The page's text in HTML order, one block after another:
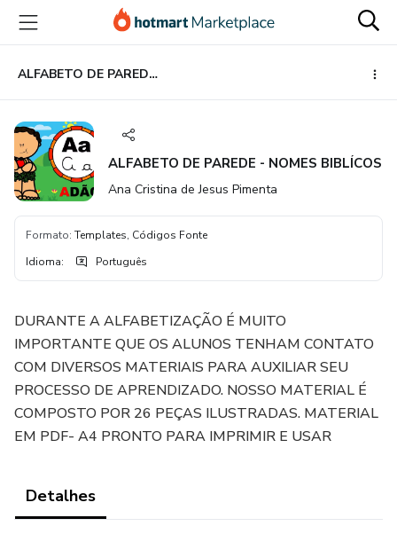
para
conteúdo
principal
para
pagamento
para
rodapé
ALFABETO DE PAREDE - NOMES BIBLÍCOS
ALFABETO DE PAREDE - NOMES BIBLÍCOS
Ana Cristina de Jesus Pimenta
Formato: Templates, Códigos Fonte
Idioma: Português
DURANTE A ALFABETIZAÇÃO É MUITO
IMPORTANTE QUE OS ALUNOS TENHAM CONTATO
COM DIVERSOS MATERIAIS PARA AUXILIAR SEU
PROCESSO DE APRENDIZADO. NOSSO MATERIAL É
COMPOSTO POR 26 PEÇAS ILUSTRADAS. MATERIAL
EM PDF- A4 PRONTO PARA IMPRIMIR E USAR
Detalhes